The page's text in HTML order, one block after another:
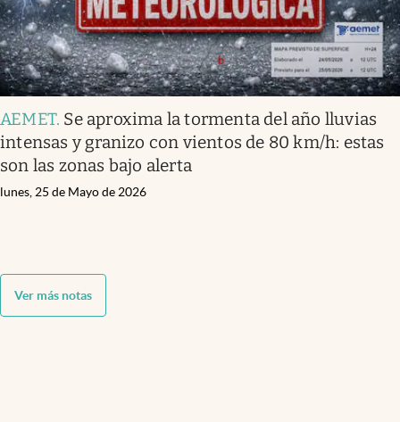
AEMET. Se aproxima la tormenta del año lluvias
intensas y granizo con vientos de 80 km/h: estas
son las zonas bajo alerta
lunes, 25 de Mayo de 2026
Ver más notas